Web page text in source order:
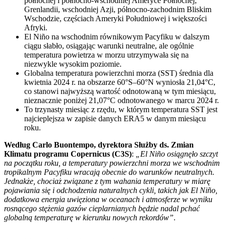
Grenlandii, wschodniej Azji, północno-zachodnim Bliskim
Wschodzie, częściach Ameryki Południowej i większości
Afryki.
El Niño na wschodnim równikowym Pacyfiku w dalszym
ciągu słabło, osiągając warunki neutralne, ale ogólnie
temperatura powietrza w morzu utrzymywała się na
niezwykle wysokim poziomie.
Globalna temperatura powierzchni morza (SST) średnia dla
kwietnia 2024 r. na obszarze 60°S–60°N wyniosła 21,04°C,
co stanowi najwyższą wartość odnotowaną w tym miesiącu,
nieznacznie poniżej 21,07°C odnotowanego w marcu 2024 r.
To trzynasty miesiąc z rzędu, w którym temperatura SST jest
najcieplejsza w zapisie danych ERA5 w danym miesiącu
roku.
Według Carlo Buontempo, dyrektora Służby ds. Zmian
Klimatu programu Copernicus (C3S):
„El Niño osiągnęło szczyt
na początku roku, a temperatury powierzchni morza we wschodnim
tropikalnym Pacyfiku wracają obecnie do warunków neutralnych.
Jednakże, chociaż związane z tym wahania temperatury w miarę
pojawiania się i odchodzenia naturalnych cykli, takich jak El Niño,
dodatkowa energia uwięziona w oceanach i atmosferze w wyniku
rosnącego stężenia gazów cieplarnianych będzie nadal pchać
globalną temperaturę w kierunku nowych rekordów”.